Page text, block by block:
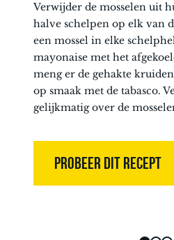
Verwijder de mosselen uit
halve schelpen op elk van
een mossel in elke
mayonaise met het
meng er de gehakte
op smaak met de tabasco.
gelijkmatig over de
PROBEER DIT RECEPT